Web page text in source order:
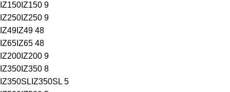
IZ150 IZ150 9
IZ250 IZ250 9
IZ49 IZ49 48
IZ65 IZ65 48
IZ200 IZ200 9
IZ350 IZ350 8
IZ350SL IZ350SL 5